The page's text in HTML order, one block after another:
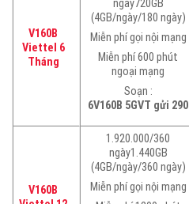
V160B
Viettel 6
Tháng
ngày720GB
(4GB/ngày/180 ngày)
Miễn phí gọi nội mạng
Miễn phí 600 phút
ngoại mạng
Soạn :
6V160B 5GVT gửi 290
V160B
1.920.000/360
ngày1.440GB
(4GB/ngày/360 ngày)
Miễn phí gọi nội mạng